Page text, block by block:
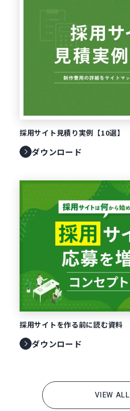
採用サイト見積り実例【10選】
ダウンロード
採用サイトを作る前に読む資料
ダウンロード
VIEW ALL